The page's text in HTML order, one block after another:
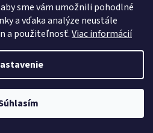
sme vám umožnili pohodlné
a vďaka analýze neustále
a použiteľnosť.Viac informácií
niektorú z povinností uvedených v
zmluvy nie je platné a účinné a
všetky preukázateľné platby podľa
má nárok na úhradu nákladov
kupujúcemu.
zmluvy predmetom ktorej je
podľa osobitných požiadaviek
na mieru alebo tovaru